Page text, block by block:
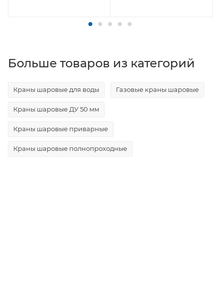
Больше товаров из категорий
Краны шаровые для воды Газовые краны шаровые
Краны шаровые ДУ 50 мм
Краны шаровые приварные
Краны шаровые полнопроходные